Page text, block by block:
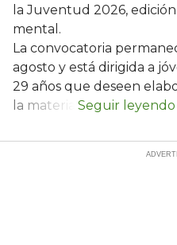
la Juventud 2026,
mental.
La convocatoria
agosto y está dirigida a
29 años que deseen
la materia.